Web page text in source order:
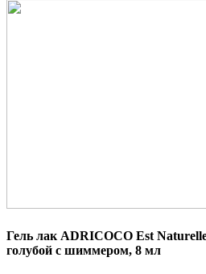
Гель лак ADRICOCO Est
голубой с шиммером, 8 мл